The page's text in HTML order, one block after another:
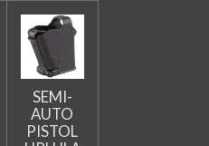
SEMI-
AUTO
PISTOL